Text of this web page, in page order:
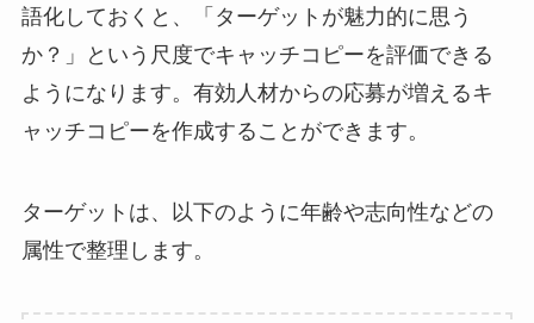
語化しておくと、「ターゲットが魅力的に思う
か？」という尺度でキャッチコピーを評価できる
ようになります。有効人材からの応募が増えるキ
ャッチコピーを作成することができます。
ターゲットは、以下のように年齢や志向性などの
属性で整理します。